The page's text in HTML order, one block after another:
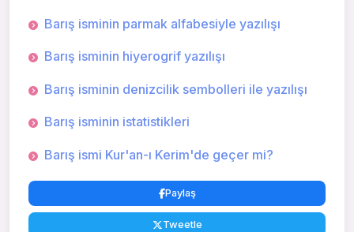
Barış isminin parmak alfabesiyle yazılışı
Barış isminin hiyerogrif yazılışı
Barış isminin denizcilik sembolleri ile yazılışı
Barış isminin istatistikleri
Barış ismi Kur'an-ı Kerim'de geçer mi?
Paylaş
Tweetle